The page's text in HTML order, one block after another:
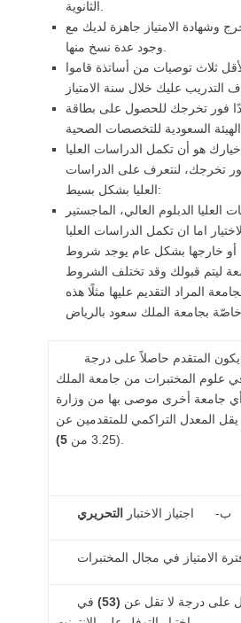
وشهادة الامتياز جاهزة لديك مع
ثلاث توصيات من أساتذة قاموا
فور تخرجك للحصول على بطاقة
هو أن تكمل الدراسات العليا
تخرجك، لنتعرف على الدراسات
العليا بشكل بسيط:
الدبلوم العالي، الماجستير
اما ان تكمل الدراسات العليا
أو خارجها بشكل عام يوجد شروط
ليتم قبولك وقد تختلف الشروط
المراد التقديم عليها مثلًا هذه
علوم المختبرات من جامعة الملك
جامعة أخرى موصى بها من وزارة
يقل المعدل التراكمي للمتقدمين عن
(3.25 من
5)
ب‌- اجتياز الاختبار التحريري
الامتياز في مجال المختبرات
درجة لا تقل عن (53)
في